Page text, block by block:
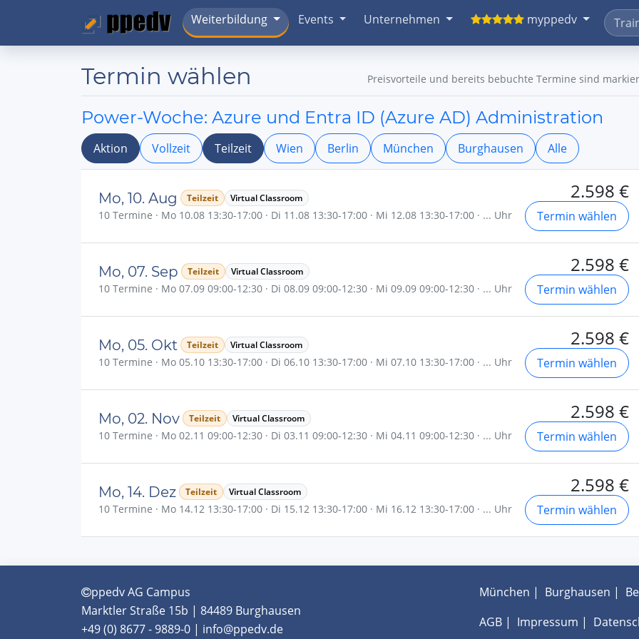
Weiterbildung Events Unternehmen myppedv
Termin wählen Preisvorteile und bereits bebuchte Termine sind
Power-Woche: Azure und Entra ID (Azure AD) Administration
Aktion Vollzeit Teilzeit Wien Berlin München Burghausen Alle
Mo, 10. Aug Teilzeit Virtual Classroom
10 Termine · Mo 10.08 13:30-17:00 · Di 11.08 13:30-17:00 · Mi 12.08 13:30-17:00 · ... Uhr
2.598 €
Termin wählen
Mo, 07. Sep Teilzeit Virtual Classroom
10 Termine · Mo 07.09 09:00-12:30 · Di 08.09 09:00-12:30 · Mi 09.09 09:00-12:30 · ... Uhr
2.598 €
Termin wählen
Mo, 05. Okt Teilzeit Virtual Classroom
10 Termine · Mo 05.10 13:30-17:00 · Di 06.10 13:30-17:00 · Mi 07.10 13:30-17:00 · ... Uhr
2.598 €
Termin wählen
Mo, 02. Nov Teilzeit Virtual Classroom
10 Termine · Mo 02.11 09:00-12:30 · Di 03.11 09:00-12:30 · Mi 04.11 09:00-12:30 · ... Uhr
2.598 €
Termin wählen
Mo, 14. Dez Teilzeit Virtual Classroom
10 Termine · Mo 14.12 13:30-17:00 · Di 15.12 13:30-17:00 · Mi 16.12 13:30-17:00 · ... Uhr
2.598 €
Termin wählen
ppedv AG Campus
Marktler Straße 15b | 84489 Burghausen
+49 (0) 8677 - 9889-0 | info@ppedv.de
München | Burghausen |
AGB| Impressum |